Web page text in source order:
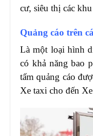
cư, siêu thị các
Quảng cáo trên
Là một loại hình
có khả năng bao
tấm quảng cáo
Xe taxi cho đến